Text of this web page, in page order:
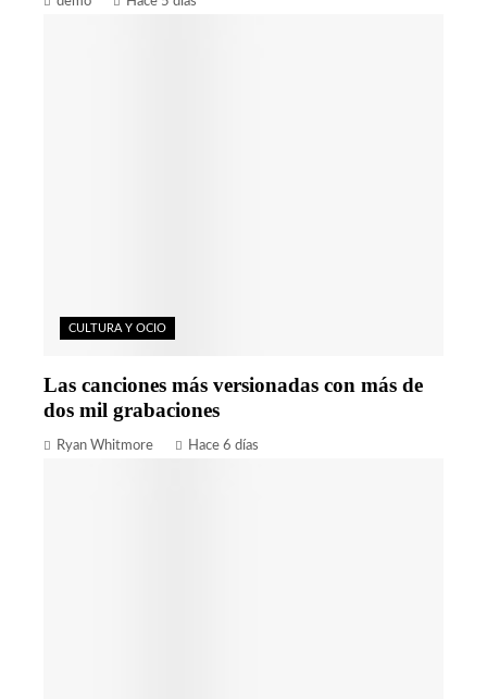
CULTURA Y OCIO
Las canciones más versionadas con más de
dos mil grabaciones
Ryan Whitmore Hace 6 días